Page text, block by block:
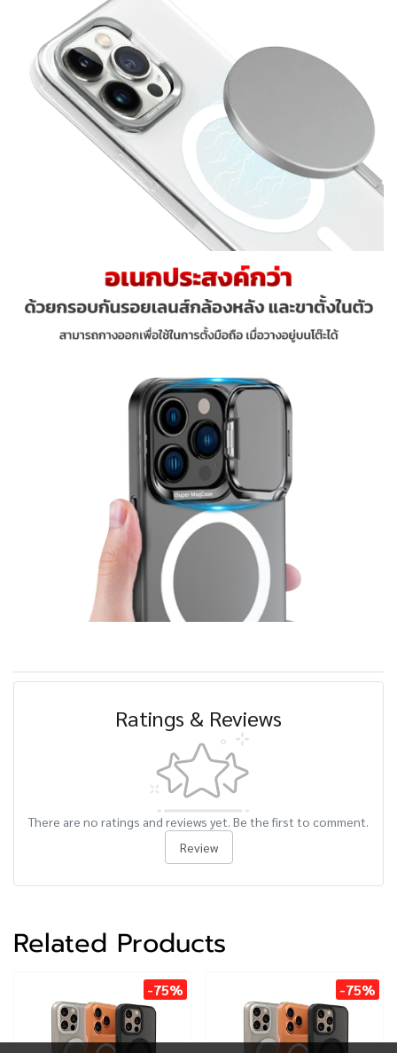
Ratings & Reviews
There are no ratings and reviews yet. Be the first to comment.
Review
Related Products
-75% -75%